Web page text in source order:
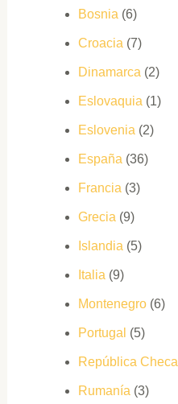
Bosnia (6)
Croacia (7)
Dinamarca (2)
Eslovaquia (1)
Eslovenia (2)
España (36)
Francia (3)
Grecia (9)
Islandia (5)
Italia (9)
Montenegro(6)
Portugal (5)
República Checa
Rumanía (3)